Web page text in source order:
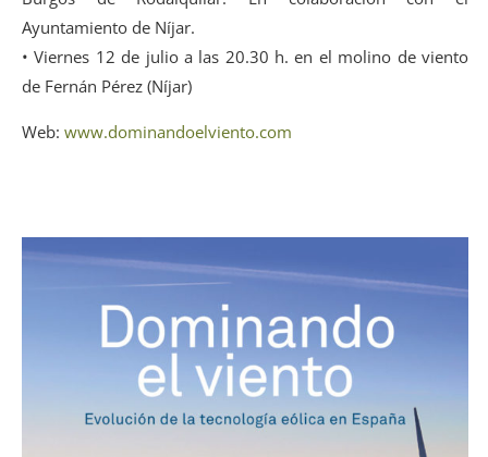
Ayuntamiento de Níjar.
• Viernes 12 de julio a las 20.30 h. en el molino de viento
de Fernán Pérez (Níjar)
Web: www.dominandoelviento.com